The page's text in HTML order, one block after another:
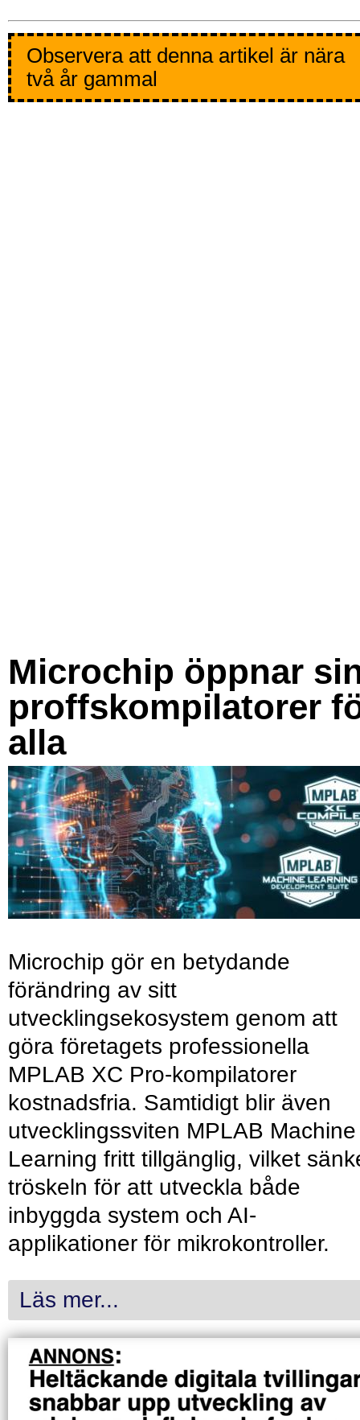
Observera att denna artikel är nära
två år gammal
Microchip öppnar
proffskompilatorer
alla
Microchip gör en betydande
förändring av sitt
utvecklingsekosystem genom att
göra företagets professionella
MPLAB XC Pro-kompilatorer
kostnadsfria. Samtidigt blir även
utvecklingssviten MPLAB Machine
Learning fritt tillgänglig, vilket
tröskeln för att utveckla både
inbyggda system och AI-
applikationer för mikrokontroller.
Läs mer...